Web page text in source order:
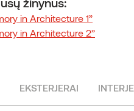
in Architecture 1”
in Architecture 2”
EKSTERJERAI